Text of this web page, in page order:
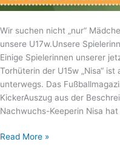
Wir suchen nicht „nur“
unsere U17w.Unsere
Einige Spielerinnen unserer
Torhüterin der U15w „Nisa“
unterwegs. Das
KickerAuszug aus der
Nachwuchs-Keeperin Nisa
Read More »